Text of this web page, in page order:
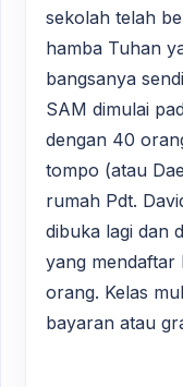
sekolah telah
hamba Tuhan
bangsanya
SAM dimulai
dengan 40
tompo (atau
rumah Pdt.
dibuka lagi dan
yang mendaftar
orang. Kelas
bayaran atau